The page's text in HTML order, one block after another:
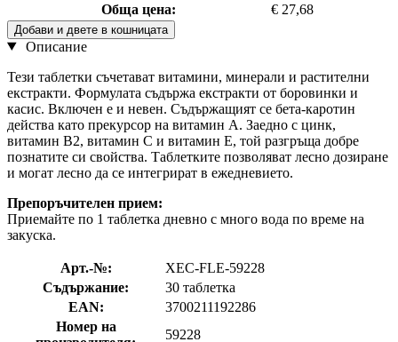
Обща цена:
€ 27,68
Добави и двете в кошницата
Описание
Тези таблетки съчетават витамини, минерали и растителни
екстракти. Формулата съдържа екстракти от боровинки и
касис. Включен е и невен. Съдържащият се бета-каротин
действа като прекурсор на витамин А. Заедно с цинк,
витамин B2, витамин C и витамин E, той разгръща добре
познатите си свойства. Таблетките позволяват лесно дозиране
и могат лесно да се интегрират в ежедневието.
Препоръчителен прием:
Приемайте по 1 таблетка дневно с много вода по време на
закуска.
Арт.-№:
XEC-FLE-59228
Съдържание:
30 таблетка
EAN:
3700211192286
Номер на
59228